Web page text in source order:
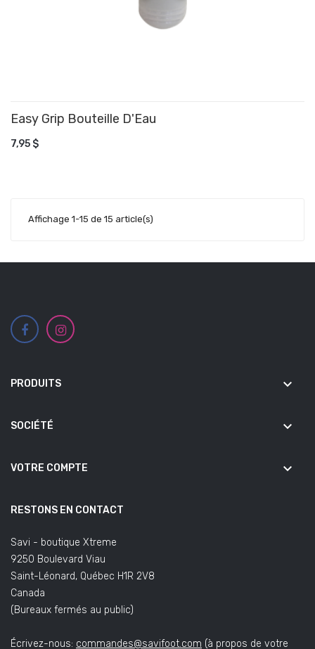
Easy Grip Bouteille D'Eau
7,95 $
Affichage 1-15 de 15 article(s)
PRODUITS keyboard_arrow_down
SOCIÉTÉ keyboard_arrow_down
VOTRE COMPTE keyboard_arrow_down
RESTONS EN CONTACT
Savi - boutique Xtreme
9250 Boulevard Viau
Saint-Léonard, Québec H1R 2V8
Canada
(Bureaux fermés au public)
Écrivez-nous: commandes@savifoot.com (à propos de votre